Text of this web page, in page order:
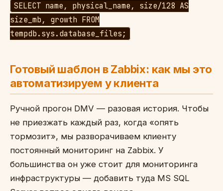
SELECT name, physical_name, size/128 AS
size_mb, growth FROM
tempdb.sys.database_files;
Готовый шаблон в Zabbix: как мы это
автоматизируем у клиента
Ручной прогон DMV — разовая история. Чтобы
не приезжать каждый раз, когда «опять
тормозит», мы разворачиваем клиенту
постоянный мониторинг на Zabbix. У
большинства он уже стоит для мониторинга
инфраструктуры — добавить туда MS SQL